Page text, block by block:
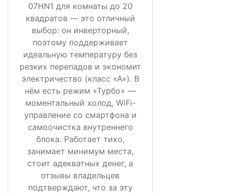
07HN1 для комнаты до 20
квадратов — это отличный
выбор: он инверторный,
поэтому поддерживает
идеальную температуру без
резких перепадов и экономит
электричество (класс «А»). В
нём есть режим «Турбо» —
моментальный холод, WiFi-
управление со смартфона и
самоочистка внутреннего
блока. Работает тихо,
занимает минимум места,
стоит адекватных денег, а
отзывы владельцев
подтверждают, что за эту